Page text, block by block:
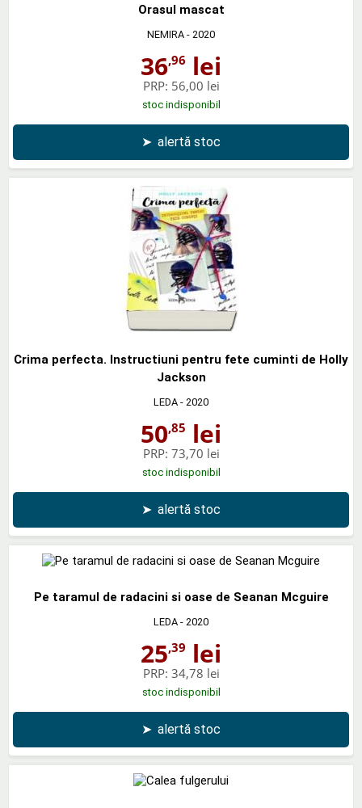
Orasul mascat
NEMIRA - 2020
36,96 lei
PRP: 56,00 lei
stoc indisponibil
➤ alertă stoc
Crima perfecta. Instructiuni pentru fete cuminti de Holly
Jackson
LEDA - 2020
50,85 lei
PRP: 73,70 lei
stoc indisponibil
➤ alertă stoc
Pe taramul de radacini si oase de Seanan Mcguire
LEDA - 2020
25,39 lei
PRP: 34,78 lei
stoc indisponibil
➤ alertă stoc